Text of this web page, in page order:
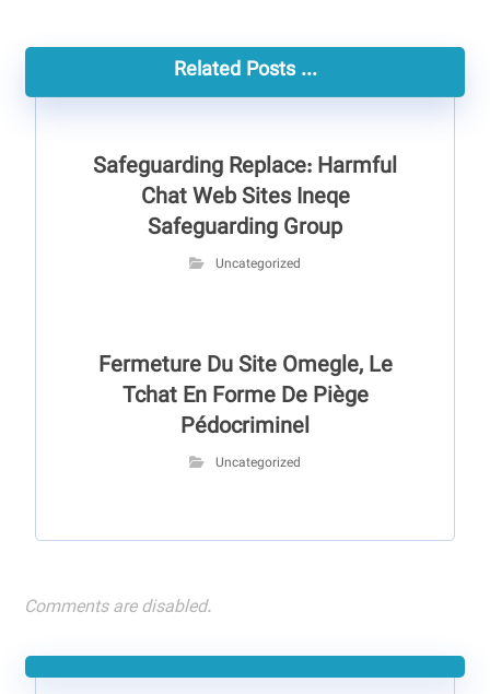
Related Posts ...
Safeguarding Replace: Harmful
Chat Web Sites Ineqe
Safeguarding Group
Uncategorized
Fermeture Du Site Omegle, Le
Tchat En Forme De Piège
Pédocriminel
Uncategorized
Comments are disabled.